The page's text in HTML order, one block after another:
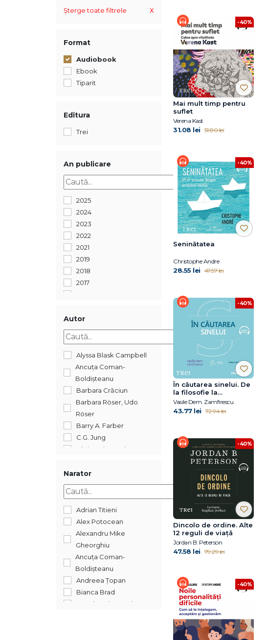
Șterge toate filtrele x
Format
Audiobook
Ebook
Tiparit
Editura
Trei
An publicare
2025
2024
2023
2022
2021
2019
2018
2017
2014
2008
Autor
Alyssa Blask Campbell
Ancuța Coman-
Boldișteanu
Barbara Crăciun
Barbara Röser, Udo
Röser
Barry A. Farber
C.G. Jung
Christophe Andre
Cosmin Popa
Craig Newman
Cyril Tarquinio
Daniel David
Delphine Viel
Doina Cosman
Dr. Becky Kennedy
Dr. Meg Arroll
Dr. Peter Szatmari
Dr. Pier Bryden
Dr. Shefali Tsabary
Emma Reed Turrell
Narator
Adrian Titieni
Alex Potocean
Alexandru Mike
Gheorghiu
Ancuța Coman-
Boldișteanu
Andreea Țopan
Bianca Brad
Bogdan Alecsandru
-40%
Mai mult timp pentru
suflet
Verena Kast
31.08 lei 51.80 lei
-40%
Seninătatea
Christophe Andre
28.55 lei 47.57 lei
-40%
În căutarea sinelui. De
la filosofie la
psihanaliză în
comunism
Vasile Dem. Zamfirescu
43.77 lei 72.94 lei
-40%
Dincolo de ordine. Alte
12 reguli de viață
Jordan B. Peterson
47.58 lei 79.29 lei
-40%